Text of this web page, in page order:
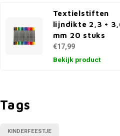
Textielstiften
lijndikte 2,3 +
mm 20 stuks
€17,99
Bekijk product
Tags
KINDERFEESTJE